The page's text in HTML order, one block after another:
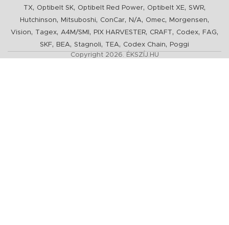
TX, Optibelt SK, Optibelt Red Power, Optibelt XE, SWR,
Hutchinson, Mitsuboshi, ConCar, N/A, Omec, Morgensen,
Vision, Tagex, A4M/SMI , PIX HARVESTER, CRAFT , Codex, FAG,
SKF, BEA, Stagnoli, TEA, Codex Chain,
Poggi
Copyright 2026. ÉKSZÍJ.HU